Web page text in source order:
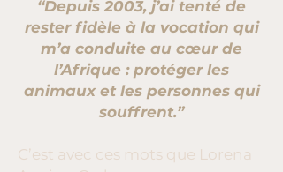
“Depuis 2003, j’ai tenté de
rester fidèle à la vocation qui
m’a conduite au cœur de
l’Afrique : protéger les
animaux et les personnes qui
souffrent.”
C’est avec ces mots que Lorena